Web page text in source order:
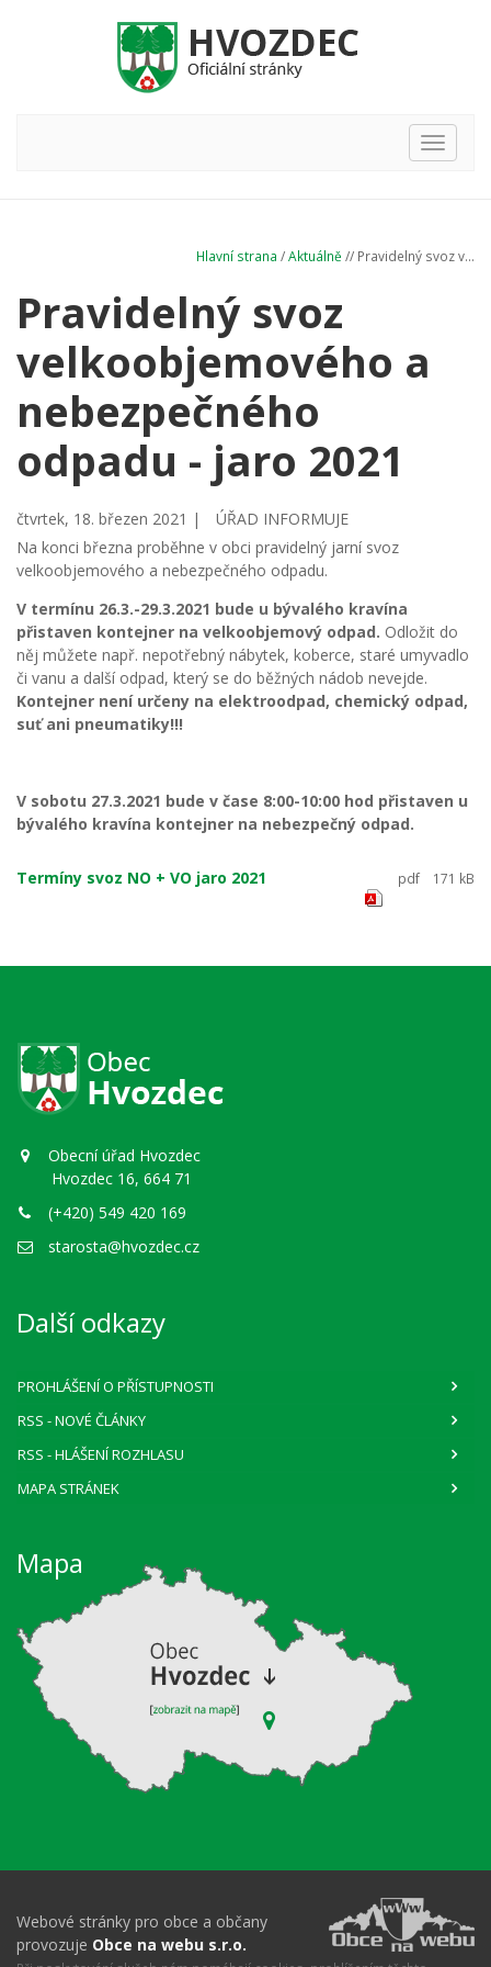
Hlavní
nabídka
Hlavní strana /Aktuálně // Pravidelný svoz v...
Pravidelný svoz
velkoobjemového a
nebezpečného
odpadu - jaro 2021
čtvrtek, 18. březen 2021 |
ÚŘAD INFORMUJE
Na konci března proběhne v obci pravidelný jarní svoz
velkoobjemového a nebezpečného odpadu.
V termínu 26.3.-29.3.2021 bude u bývalého kravína
přistaven kontejner na velkoobjemový odpad. Odložit do
něj můžete např. nepotřebný nábytek, koberce, staré umyvadlo
či vanu a další odpad, který se do běžných nádob nevejde.
Kontejner není určeny na elektroodpad, chemický odpad,
suť ani pneumatiky!!!
V sobotu 27.3.2021 bude v čase 8:00-10:00 hod přistaven u
bývalého kravína kontejner na nebezpečný odpad.
Termíny svoz NO + VO jaro 2021 pdf 171 kB
Obecní úřad Hvozdec
Hvozdec 16, 664 71
(+420) 549 420 169
starosta@hvozdec.cz
Další odkazy
PROHLÁŠENÍ O PŘÍSTUPNOSTI
RSS - NOVÉ ČLÁNKY
RSS - HLÁŠENÍ ROZHLASU
MAPA STRÁNEK
Mapa
Webové stránky pro obce a občany
provozuje Obce na webu s.r.o.